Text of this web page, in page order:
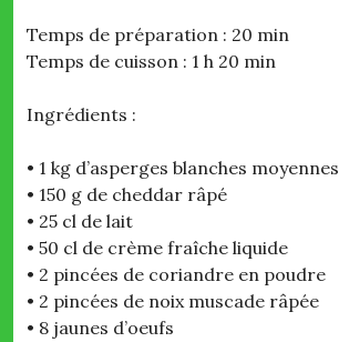
Temps de préparation : 20 min
Temps de cuisson : 1 h 20 min
Ingrédients :
• 1 kg d’asperges blanches moyennes
• 150 g de cheddar râpé
• 25 cl de lait
• 50 cl de crème fraîche liquide
• 2 pincées de coriandre en poudre
• 2 pincées de noix muscade râpée
• 8 jaunes d’oeufs